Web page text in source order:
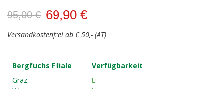
95,00 € 69,90 €
Versandkostenfrei ab € 50,- (AT)
Bergfuchs Filiale
Verfügbarkeit
Graz
-